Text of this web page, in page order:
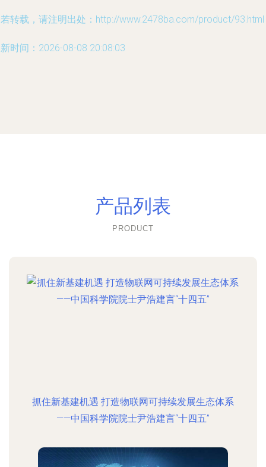
转载，请注明出处：http://www.2478ba.com/product/93.html
时间：2026-08-08 20:08:03
产品列表
PRODUCT
抓住新基建机遇 打造物联网可持续发展生态体系
——中国科学院院士尹浩建言“十四五”